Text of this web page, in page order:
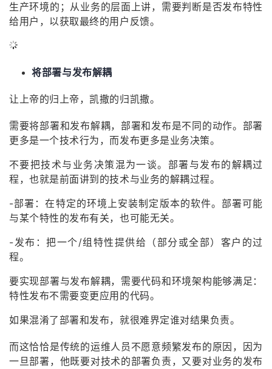
生产环境的；从业务的层面上讲，需要判断是否发布特性
给用户，以获取最终的用户反馈。
将部署与发布解耦
让上帝的归上帝，凯撒的归凯撒。
需要将部署和发布解耦，部署和发布是不同的动作。部署
更多是一个技术行为，而发布更多是业务决策。
不要把技术与业务决策混为一谈。部署与发布的解耦过
程，也就是前面讲到的技术与业务的解耦过程。
-部署：在特定的环境上安装制定版本的软件。部署可能
与某个特性的发布有关，也可能无关。
-发布：把一个/组特性提供给（部分或全部）客户的过
程。
要实现部署与发布解耦，需要代码和环境架构能够满足：
特性发布不需要变更应用的代码。
如果混淆了部署和发布，就很难界定谁对结果负责。
而这恰恰是传统的运维人员不愿意频繁发布的原因，因为
一旦部署，他既要对技术的部署负责，又要对业务的发布